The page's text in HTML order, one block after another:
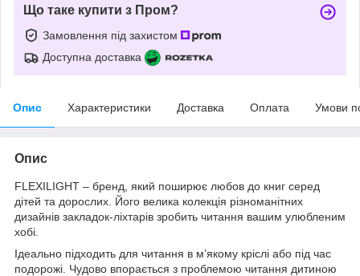
Що таке купити з Пром?
Замовлення під захистом
Доступна доставка
Опис Характеристики Доставка Оплата Умови
Опис
FLEXILIGHT – бренд, який поширює любов до книг серед
дітей та дорослих. Його велика колекція різноманітних
дизайнів закладок-ліхтарів зробить читання вашим улюбленим
хобі.
Ідеально підходить для читання в м’якому кріслі або під час
подорожі. Чудово впорається з проблемою читання дитиною